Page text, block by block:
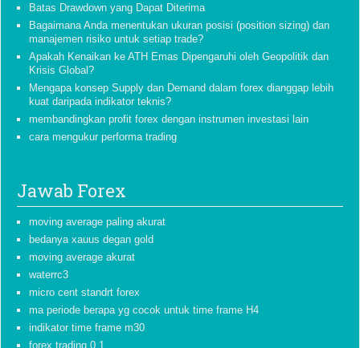
Batas Drawdown yang Dapat Diterima
Bagaimana Anda menentukan ukuran posisi (position sizing) dan
manajemen risiko untuk setiap trade?
Apakah Kenaikan ke ATH Emas Dipengaruhi oleh Geopolitik dan
Krisis Global?
Mengapa konsep Supply dan Demand dalam forex dianggap lebih
kuat daripada indikator teknis?
membandingkan profit forex dengan instrumen investasi lain
cara mengukur performa trading
Jawab Forex
moving average paling akurat
bedanya xauus degan gold
moving average akurat
waterrc3
micro cent standrt forex
ma periode berapa yg cocok untuk time frame H4
indikator time frame m30
forex trading 0 1